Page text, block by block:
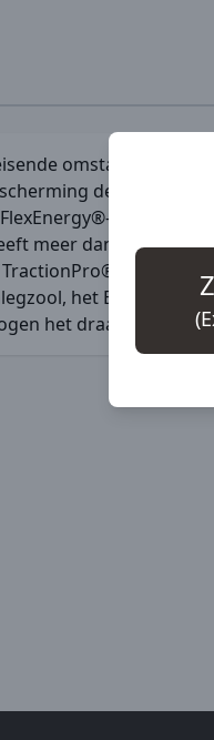
omstandigheden.
dempt op de
meer dan 55% van
zool staat
het BOA® Fit
het draagcomfort.